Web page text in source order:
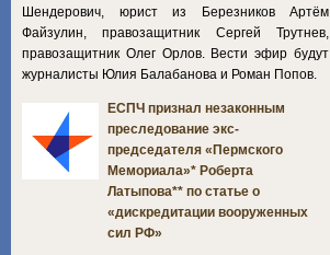
Шендерович, юрист из Березников Артём
Файзулин, правозащитник Сергей Трутнев,
правозащитник Олег Орлов. Вести эфир будут
журналисты Юлия Балабанова и Роман Попов.
ЕСПЧ признал незаконным
преследование экс-
председателя «Пермского
Мемориала»* Роберта
Латыпова** по статье о
«дискредитации вооруженных
сил РФ»